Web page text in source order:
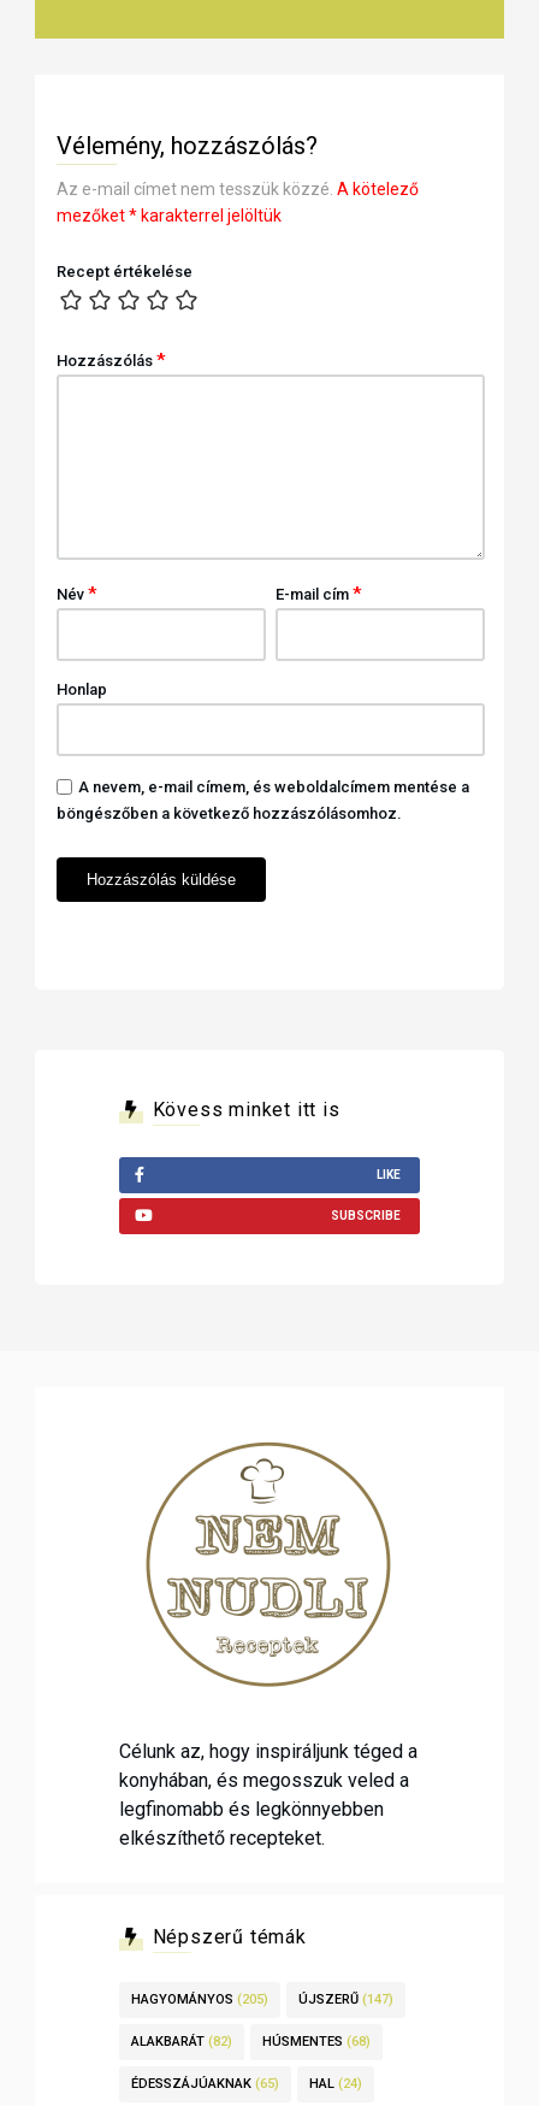
Vélemény, hozzászólás?
Az e-mail címet nem tesszük közzé. A kötelező
mezőket*karakterrel jelöltük
Recept értékelése
Hozzászólás *
Név * E-mail cím*
Honlap
A nevem, e-mail címem, és weboldalcímem mentése a
böngészőben a következő hozzászólásomhoz.
Kövess minket itt is
LIKE
SUBSCRIBE
Célunk az, hogy inspiráljunk téged a
konyhában, és megosszuk veled a
legfinomabb és legkönnyebben
elkészíthető recepteket.
Népszerű témák
HAGYOMÁNYOS (205) ÚJSZERŰ (147)
ALAKBARÁT (82) HÚSMENTES (68)
ÉDESSZÁJÚAKNAK (65) HAL (24)